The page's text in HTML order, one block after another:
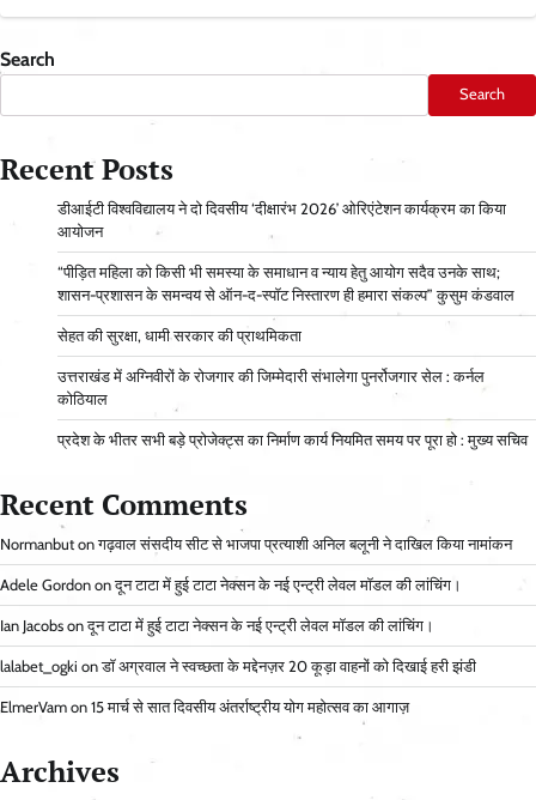
Search
Search
Recent Posts
डीआईटी विश्वविद्यालय ने दो दिवसीय ‘दीक्षारंभ 2026’ ओरिएंटेशन कार्यक्रम का किया
आयोजन
“पीड़ित महिला को किसी भी समस्या के समाधान व न्याय हेतु आयोग सदैव उनके साथ;
शासन-प्रशासन के समन्वय से ऑन-द-स्पॉट निस्तारण ही हमारा संकल्प” कुसुम कंडवाल
सेहत की सुरक्षा, धामी सरकार की प्राथमिकता
उत्तराखंड में अग्निवीरों के रोजगार की जिम्मेदारी संभालेगा पुनर्रोजगार सेल : कर्नल
कोठियाल
प्रदेश के भीतर सभी बड़े प्रोजेक्ट्स का निर्माण कार्य नियमित समय पर पूरा हो : मुख्य सचिव
Recent Comments
Normanbut onगढ़वाल संसदीय सीट से भाजपा प्रत्याशी अनिल बलूनी ने दाखिल किया नामांकन
Adele Gordon onदून टाटा में हुई टाटा नेक्सन के नई एन्ट्री लेवल मॉडल की लांचिंग।
Ian Jacobs onदून टाटा में हुई टाटा नेक्सन के नई एन्ट्री लेवल मॉडल की लांचिंग।
lalabet_ogki onडॉ अग्रवाल ने स्वच्छता के मद्देनज़र 20 कूड़ा वाहनों को दिखाई हरी झंडी
ElmerVam on 15 मार्च से सात दिवसीय अंतर्राष्ट्रीय योग महोत्सव का आगाज़
Archives